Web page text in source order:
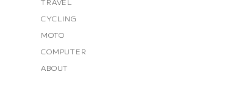
CYCLING
MOTO
COMPUTER
ABOUT